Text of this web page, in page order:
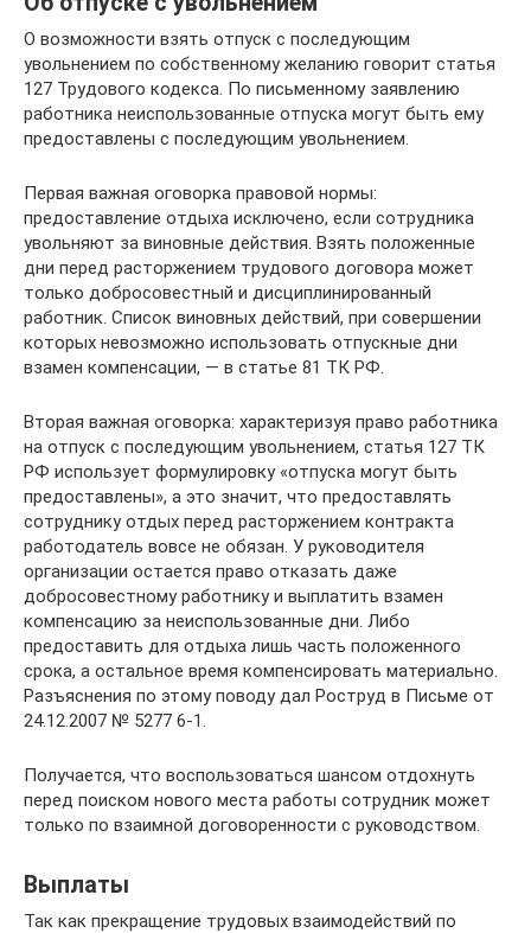
О возможности взять отпуск с последующим
увольнением по собственному желанию говорит статья
127 Трудового кодекса. По письменному заявлению
работника неиспользованные отпуска могут быть ему
предоставлены с последующим увольнением.
Первая важная оговорка правовой нормы:
предоставление отдыха исключено, если сотрудника
увольняют за виновные действия. Взять положенные
дни перед расторжением трудового договора может
только добросовестный и дисциплинированный
работник. Список виновных действий, при совершении
которых невозможно использовать отпускные дни
взамен компенсации, — в статье 81 ТК РФ.
Вторая важная оговорка: характеризуя право работника
на отпуск с последующим увольнением, статья 127 ТК
РФ использует формулировку «отпуска могут быть
предоставлены», а это значит, что предоставлять
сотруднику отдых перед расторжением контракта
работодатель вовсе не обязан. У руководителя
организации остается право отказать даже
добросовестному работнику и выплатить взамен
компенсацию за неиспользованные дни. Либо
предоставить для отдыха лишь часть положенного
срока, а остальное время компенсировать материально.
Разъяснения по этому поводу дал Роструд в Письме от
24.12.2007 № 5277 6-1.
Получается, что воспользоваться шансом отдохнуть
перед поиском нового места работы сотрудник может
только по взаимной договоренности с руководством.
Выплаты
Так как прекращение трудовых взаимодействий по